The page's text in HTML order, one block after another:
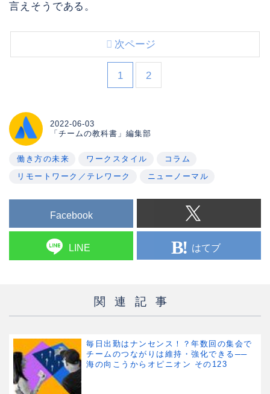
言えそうである。
1 2
次ページ
2022-06-03
「チームの教科書」編集部
働き方の未来 ワークスタイル
コラム
リモートワーク／テレワーク
ニューノーマル
Facebook
LINE はてブ
関連記事
毎日出勤はナンセンス！？年数回の集会で
チームのつながりは維持・強化できる──
海の向こうからオピニオン その123